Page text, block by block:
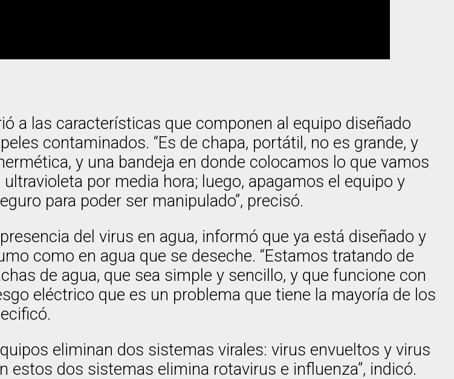
a las características que componen al equipo diseñado
contaminados. “Es de chapa, portátil, no es grande, y
y una bandeja en donde colocamos lo que vamos
por media hora; luego, apagamos el equipo y
para poder ser manipulado”, precisó.
del virus en agua, informó que ya está diseñado y
como en agua que se deseche. “Estamos tratando de
de agua, que sea simple y sencillo, y que funcione con
eléctrico que es un problema que tiene la mayoría de los
eliminan dos sistemas virales: virus envueltos y virus
estos dos sistemas elimina rotavirus e influenza”, indicó.